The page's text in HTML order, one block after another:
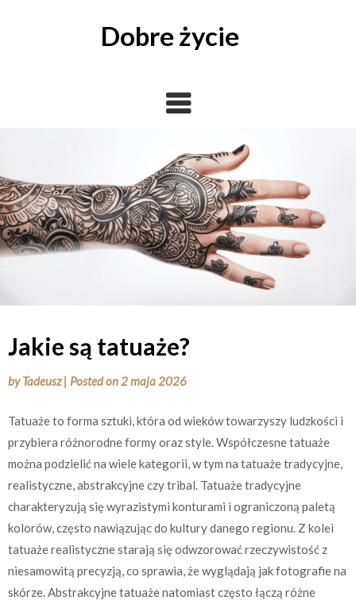
Dobre życie
Jakie są tatuaże?
byTadeusz | Posted on2 maja 2026
Tatuaże to forma sztuki, która od wieków towarzyszy ludzkości i
przybiera różnorodne formy oraz style. Współczesne tatuaże
można podzielić na wiele kategorii, w tym na tatuaże tradycyjne,
realistyczne, abstrakcyjne czy tribal. Tatuaże tradycyjne
charakteryzują się wyrazistymi konturami i ograniczoną paletą
kolorów, często nawiązując do kultury danego regionu. Z kolei
tatuaże realistyczne starają się odwzorować rzeczywistość z
niesamowitą precyzją, co sprawia, że wyglądają jak fotografie na
skórze. Abstrakcyjne tatuaże natomiast często łączą różne